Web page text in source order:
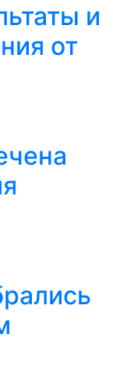
и
от